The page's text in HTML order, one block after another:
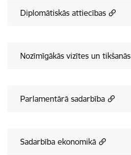
Diplomātiskās attiecības
Nozīmīgākās vizītes un tikšanās
Parlamentārā sadarbība
Sadarbība ekonomikā